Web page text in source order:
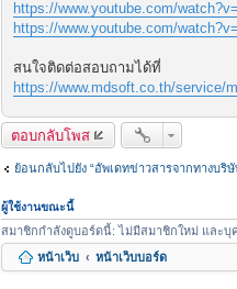
https://www.youtube.com/
https://www.youtube.com/
สนใจติดต่อสอบถามได้ที่
https://www.mdsoft.co.th/service/
ตอบกลับโพส
ย้อนกลับไปยัง “อัพเดทข่าวสารจากทางบริษั
ผู้ใช้งานขณะนี้
สมาชิกกำลังดูบอร์ดนี้: ไม่มีสมาชิกใหม่ และบุ
หน้าเว็บ
หน้าเว็บบอร์ด